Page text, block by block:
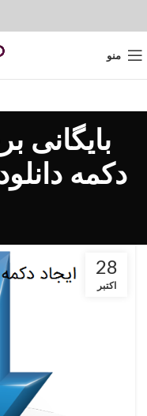
منو
بایگانی
دکمه
28
اکتبر